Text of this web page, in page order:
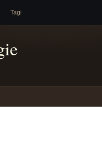
Tagi